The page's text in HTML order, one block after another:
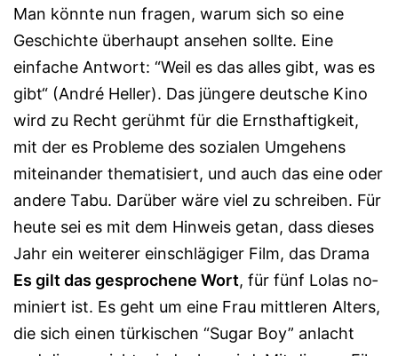
Man könnte nun fragen, warum sich so eine
Geschichte überhaupt ansehen sollte. Eine
einfache Antwort: “Weil es das alles gibt, was es
gibt“ (André Heller). Das jüngere deutsche Kino
wird zu Recht gerühmt für die Ernsthaftigkeit,
mit der es Probleme des sozialen Umgehens
miteinander thematisiert, und auch das eine oder
andere Tabu. Darüber wäre viel zu schreiben. Für
heute sei es mit dem Hinweis getan, dass dieses
Jahr ein weiterer einschlägiger Film, das Drama
Es gilt das gesprochene Wort, für fünf Lolas no­
mi­niert ist. Es geht um eine Frau mittleren Alters,
die sich einen türkischen “Sugar Boy” anlacht